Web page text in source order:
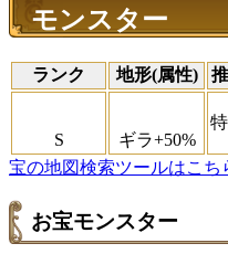
モンスター
ランク 地形(属性)
S ギラ+50%
宝の地図検索ツールはこち
お宝モンスター